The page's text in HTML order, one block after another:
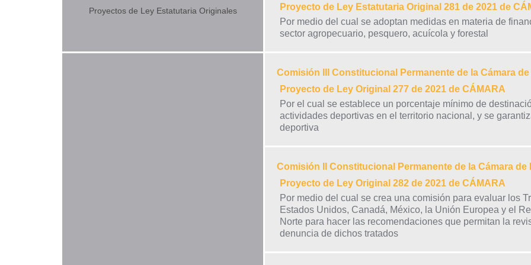
Proyectos de Ley Estatutaria Originales
Proyecto de Ley Estatutaria Original 281 de 2021 de
Por medio del cual se adoptan medidas en materia de
sector agropecuario, pesquero, acuícola y forestal
Comisión III Constitucional Permanente de la Cámara
Proyecto de Ley Original 277 de 2021 de CÁMARA
Por el cual se establece un porcentaje mínimo de
actividades deportivas en el territorio nacional, y se
deportiva
Comisión II Constitucional Permanente de la Cámara de
Proyecto de Ley Original 282 de 2021 de CÁMARA
Por medio del cual se crea una comisión para evaluar los
Estados Unidos, Canadá, México, la Unión Europea y el
Norte para hacer las recomendaciones que permitan la
denuncia de dichos tratados